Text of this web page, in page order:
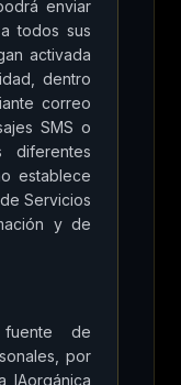
enviar
todos sus
activada
dentro
correo
SMS o
establece
Servicios
y de
de
por
IAorgánica